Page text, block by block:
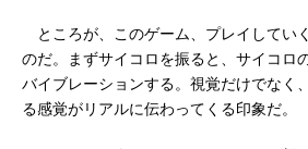
ところが、このゲーム、プレイしてい
のだ。まずサイコロを振ると、サイコロ
バイブレーションする。視覚だけでなく
る感覚がリアルに伝わってくる印象だ。